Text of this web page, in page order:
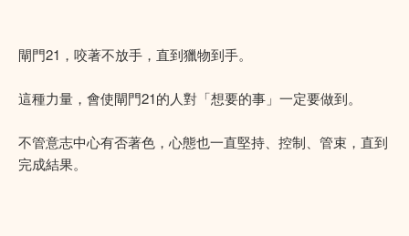
閘門21，咬著不放手，直到獵物到手。
這種力量，會使閘門21的人對「想要的事」一定要做到。
不管意志中心有否著色，心態也一直堅持、控制、管束，直到
完成結果。